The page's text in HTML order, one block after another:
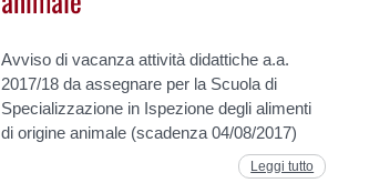
Avviso di vacanza attività didattiche a.a.
2017/18 da assegnare per la Scuola di
Specializzazione in Ispezione degli alimenti
di origine animale (scadenza 04/08/2017)
Leggi tutto